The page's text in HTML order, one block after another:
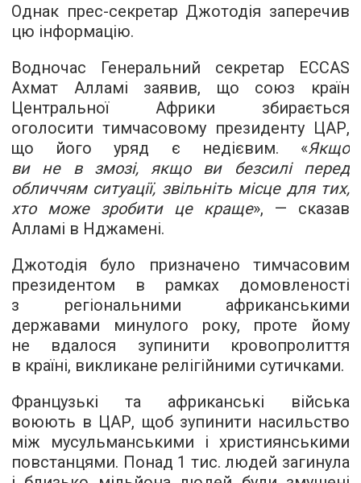
Однак прес-секретар Джотодія заперечив
цю інформацію.
Водночас Генеральний секретар ECCAS
Ахмат Алламі заявив, що союз країн
Центральної Африки збирається
оголосити тимчасовому президенту ЦАР,
що його уряд є недієвим. «Якщо
ви не в змозі, якщо ви безсилі перед
обличчям ситуації, звільніть місце для тих,
хто може зробити це краще», — сказав
Алламі в Нджамені.
Джотодія було призначено тимчасовим
президентом в рамках домовленості
з регіональними африканськими
державами минулого року, проте йому
не вдалося зупинити кровопролиття
в країні, викликане релігійними сутичками.
Французькі та африканські війська
воюють в ЦАР, щоб зупинити насильство
між мусульманськими і християнськими
повстанцями. Понад 1 тис. людей загинула